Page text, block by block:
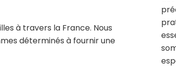
à travers la France. Nous
déterminés à fournir une